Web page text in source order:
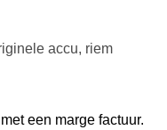
accu, riem
een marge factuur.